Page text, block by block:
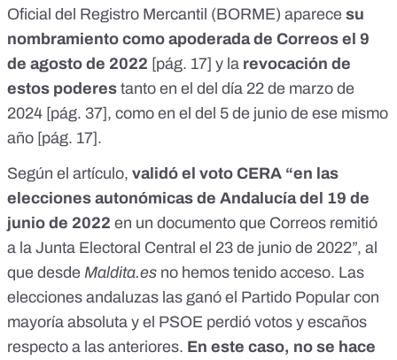
Oficial del Registro Mercantil (BORME) aparece su
nombramiento como apoderada de Correos el 9
de agosto de 2022 [pág. 17] y la revocación de
estos poderes tanto en el del día 22 de marzo de
2024 [pág. 37], como en el del 5 de junio de ese mismo
año [pág. 17].
Según el artículo, validó el voto CERA “en las
elecciones autonómicas de Andalucía del 19 de
junio de 2022 en un documento que Correos remitió
a la Junta Electoral Central el 23 de junio de 2022”, al
que desde Maldita.es no hemos tenido acceso. Las
elecciones andaluzas las ganó el Partido Popular con
mayoría absoluta y el PSOE perdió votos y escaños
respecto a las anteriores. En este caso, no se hace